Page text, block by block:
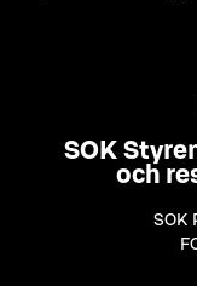
SOK
och
SOK